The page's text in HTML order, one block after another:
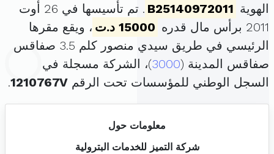
الهوية B25140972011
. تم تأسيسها في 26 أوت
2011 برأس مال قدره
15000 د.ت
، ويقع مقرها
الرئيسي في طريق سيدي منصور كلم 3.5 صفاقس
صفاقس المدينة (3000)، الشركة مسجلة في
السجل الوطني للمؤسسات تحت الرقم 1210767V
.
معلومات حول
شركة التميز للخدمات البترولية